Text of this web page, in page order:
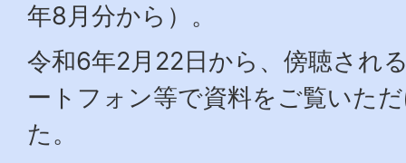
年8月分から）。
令和6年2月22日から、傍聴され
ートフォン等で資料をご覧いた
た。